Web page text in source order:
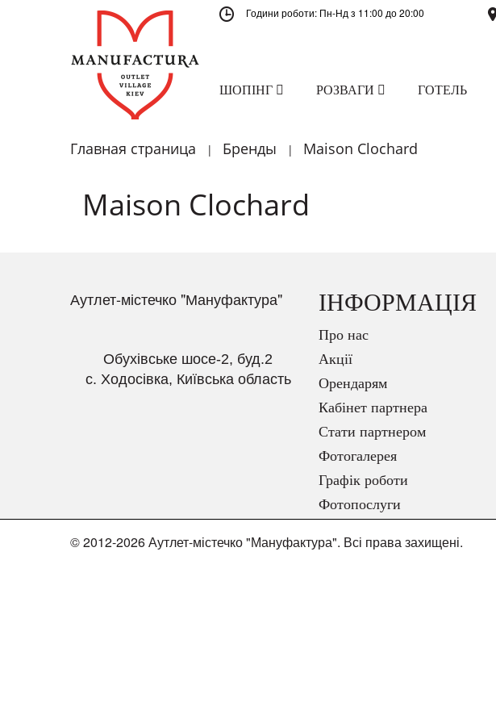
Години роботи: Пн-Нд з 11:00 до 20:00
ШОПІНГ РОЗВАГИ ГОТЕЛЬ
Главная страница | Бренды | Maison Clochard
Maison Clochard
Аутлет-містечко "Мануфактура"
Обухівське шосе-2, буд.2
с. Ходосівка, Київська область
ІНФОРМАЦІЯ
Про нас
Акції
Орендарям
Кабінет партнера
Стати партнером
Фотогалерея
Графік роботи
Фотопослуги
© 2012-2026 Аутлет-містечко "Мануфактура". Всі права захищені.